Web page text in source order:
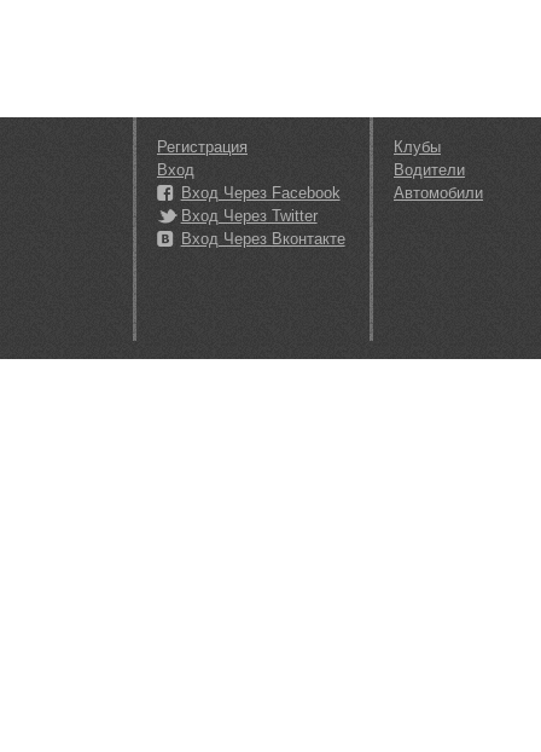
Регистрация
Вход
Вход Через Facebook
Вход Через Twitter
Вход Через Вконтакте
Клубы
Водители
Автомобили